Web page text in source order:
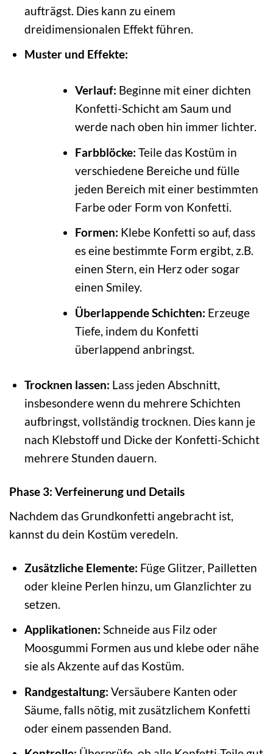
aufträgst. Dies kann zu einem
dreidimensionalen Effekt führen.
Muster und Effekte:
Verlauf: Beginne mit einer dichten
Konfetti-Schicht am Saum und
werde nach oben hin immer lichter.
Farbblöcke: Teile das Kostüm in
verschiedene Bereiche und fülle
jeden Bereich mit einer bestimmten
Farbe oder Form von Konfetti.
Formen: Klebe Konfetti so auf, dass
es eine bestimmte Form ergibt, z.B.
einen Stern, ein Herz oder sogar
einen Smiley.
Überlappende Schichten: Erzeuge
Tiefe, indem du Konfetti
überlappend anbringst.
Trocknen lassen: Lass jeden Abschnitt,
insbesondere wenn du mehrere Schichten
aufbringst, vollständig trocknen. Dies kann je
nach Klebstoff und Dicke der Konfetti-Schicht
mehrere Stunden dauern.
Phase 3: Verfeinerung und Details
Nachdem das Grundkonfetti angebracht ist,
kannst du dein Kostüm veredeln.
Zusätzliche Elemente: Füge Glitzer, Pailletten
oder kleine Perlen hinzu, um Glanzlichter zu
setzen.
Applikationen: Schneide aus Filz oder
Moosgummi Formen aus und klebe oder nähe
sie als Akzente auf das Kostüm.
Randgestaltung: Versäubere Kanten oder
Säume, falls nötig, mit zusätzlichem Konfetti
oder einem passenden Band.